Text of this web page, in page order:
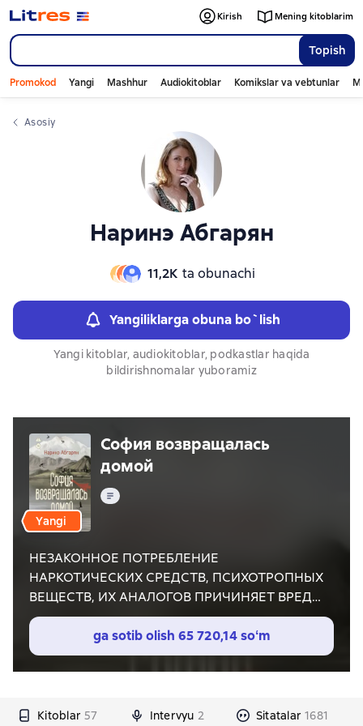
Topish
Kirish Mening kitoblarim
Promokod Yangi Mashhur Audiokitoblar Komikslar va vebtunlar
Asosiy
Наринэ Абгарян
11,2К ta obunachi
Yangiliklarga obuna bo`lish
Yangi kitoblar, audiokitoblar, podkastlar haqida
bildirishnomalar yuboramiz
Yangi
София возвращалась
домой
Matn
НЕЗАКОННОЕ ПОТРЕБЛЕНИЕ
НАРКОТИЧЕСКИХ СРЕДСТВ, ПСИХОТРОПНЫХ
ВЕЩЕСТВ, ИХ АНАЛОГОВ ПРИЧИНЯЕТ ВРЕД
ЗДОРОВЬЮ, ИХ НЕЗАКОННЫЙ ОБОРОТ
ЗАПРЕЩЕН И ВЛЕЧЕТ УСТАНОВЛЕННУЮ
ЗАКОНОДАТЕЛЬСТВОМ ОТВЕТСТВЕННОСТЬ
Эта история одной женщины, ровесницы
множество стран, от Армении, бывшей тогда
ga sotib olish 65 720,14 soʻm
Kitoblar 57 Intervyu 2 Sitatalar 1681
Слайдер с книгами
Слайдер с книгами